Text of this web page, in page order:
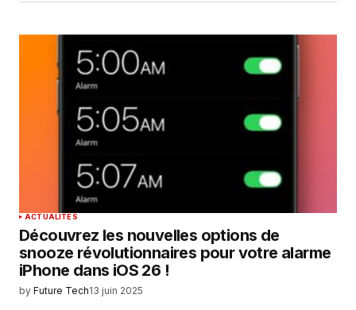
ACTUALITÉS
Découvrez les nouvelles options de
snooze révolutionnaires pour votre alarme
iPhone dans iOS 26 !
by Future Tech13 juin 2025